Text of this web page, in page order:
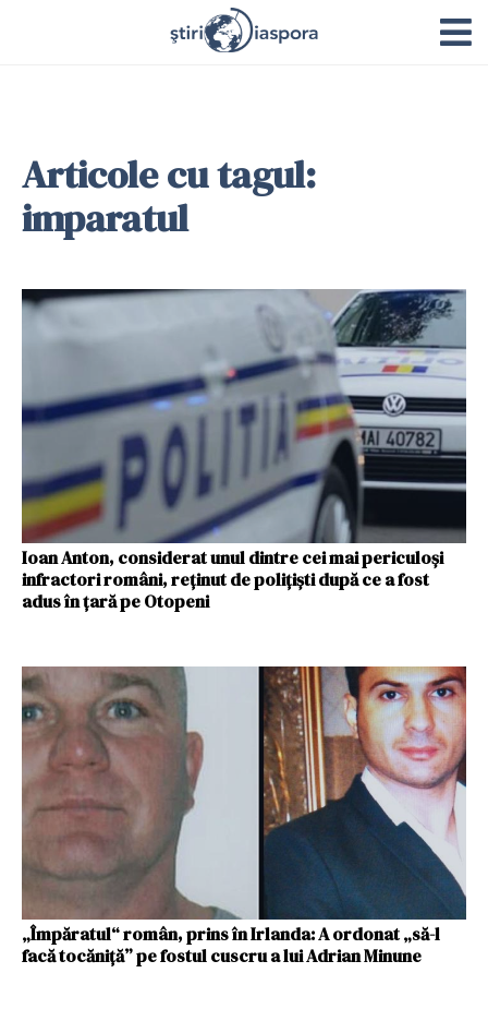
Articole cu tagul:
imparatul
Ioan Anton, considerat unul dintre cei mai periculoși
infractori români, reținut de polițiști după ce a fost
adus în țară pe Otopeni
„Împăratul“ român, prins în Irlanda: A ordonat „să-l
facă tocăniță” pe fostul cuscru a lui Adrian Minune